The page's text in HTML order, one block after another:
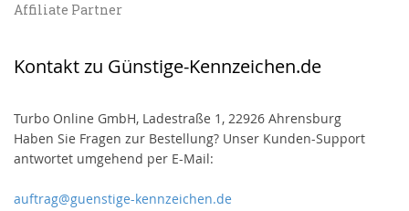
Affiliate Partner
Kontakt zu Günstige-Kennzeichen.de
Turbo Online GmbH, Ladestraße 1, 22926 Ahrensburg
Haben Sie Fragen zur Bestellung? Unser Kunden-Support
antwortet umgehend per E-Mail:
auftrag@guenstige-kennzeichen.de